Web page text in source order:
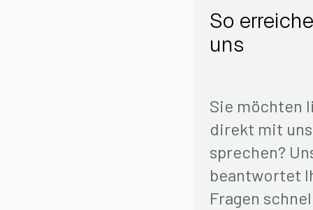
So
uns
Sie möchten
direkt mit uns
sprechen?
beantwortet
Fragen